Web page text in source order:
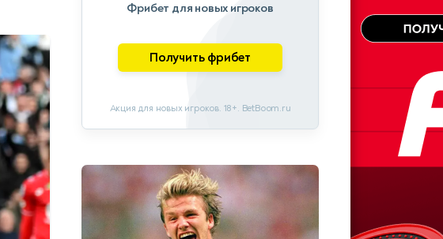
Фрибет для новых игроков
Получить фрибет
Акция для новых игроков. 18+. BetBoom.ru